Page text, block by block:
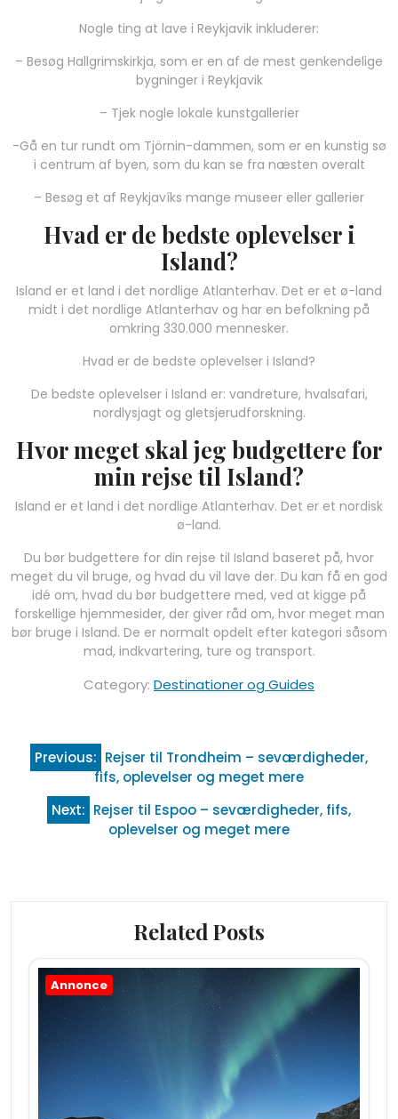
Nogle ting at lave i Reykjavik inkluderer:
– Besøg Hallgrimskirkja, som er en af de mest genkendelige
bygninger i Reykjavik
– Tjek nogle lokale kunstgallerier
-Gå en tur rundt om Tjörnin-dammen, som er en kunstig sø
i centrum af byen, som du kan se fra næsten overalt
– Besøg et af Reykjavíks mange museer eller gallerier
Hvad er de bedste oplevelser i
Island?
Island er et land i det nordlige Atlanterhav. Det er et ø-land
midt i det nordlige Atlanterhav og har en befolkning på
omkring 330.000 mennesker.
Hvad er de bedste oplevelser i Island?
De bedste oplevelser i Island er: vandreture, hvalsafari,
nordlysjagt og gletsjerudforskning.
Hvor meget skal jeg budgettere for
min rejse til Island?
Island er et land i det nordlige Atlanterhav. Det er et nordisk
ø-land.
Du bør budgettere for din rejse til Island baseret på, hvor
meget du vil bruge, og hvad du vil lave der. Du kan få en god
idé om, hvad du bør budgettere med, ved at kigge på
forskellige hjemmesider, der giver råd om, hvor meget man
bør bruge i Island. De er normalt opdelt efter kategori såsom
mad, indkvartering, ture og transport.
Category: Destinationer og Guides
Indlægsnavigation
Previous: Rejser til Trondheim – seværdigheder,
fifs, oplevelser og meget mere
Next: Rejser til Espoo – seværdigheder, fifs,
oplevelser og meget mere
Related Posts
Annonce